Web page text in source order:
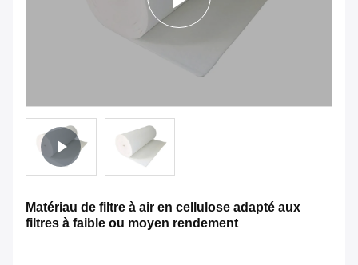
Matériau de filtre à air en cellulose adapté aux
filtres à faible ou moyen rendement